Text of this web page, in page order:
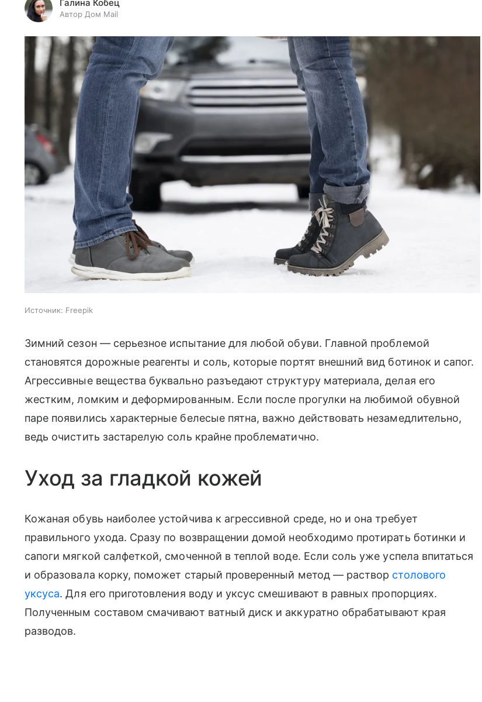
Галина Кобец
Автор Дом Mail
Источник: Freepik
Зимний сезон — серьезное испытание для любой обуви. Главной проблемой
становятся дорожные реагенты и соль, которые портят внешний вид ботинок и сапог.
Агрессивные вещества буквально разъедают структуру материала, делая его
жестким, ломким и деформированным. Если после прогулки на любимой обувной
паре появились характерные белесые пятна, важно действовать незамедлительно,
ведь очистить застарелую соль крайне проблематично.
Уход за гладкой кожей
Кожаная обувь наиболее устойчива к агрессивной среде, но и она требует
правильного ухода. Сразу по возвращении домой необходимо протирать ботинки и
сапоги мягкой салфеткой, смоченной в теплой воде. Если соль уже успела впитаться
и образовала корку, поможет старый проверенный метод — раствор столового
уксуса. Для его приготовления воду и уксус смешивают в равных пропорциях.
Полученным составом смачивают ватный диск и аккуратно обрабатывают края
разводов.